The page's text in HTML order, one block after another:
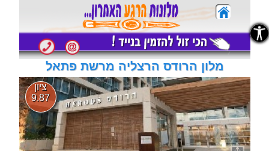
מלון הרודס הרצליה מרשת פתאל
ציון
9.87
נגישות
נגישות